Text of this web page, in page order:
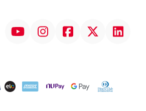
InstagramFacebook Linkedin
ELO AMEX NuPay Google PayDiners Club